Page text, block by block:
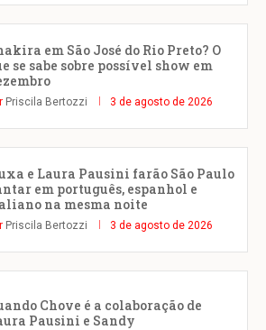
em São José do Rio Preto? O
se sabe sobre possível show em
Priscila Bertozzi 3 de agosto de 2026
e Laura Pausini farão São Paulo
em português, espanhol e
na mesma noite
Priscila Bertozzi 3 de agosto de 2026
Chove é a colaboração de
Pausini e Sandy